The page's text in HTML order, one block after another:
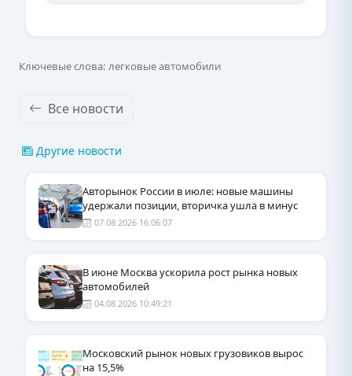
Ключевые слова: легковые автомобили
Все новости
Другие новости
Авторынок России в июле: новые машины
удержали позиции, вторичка ушла в минус
07.08.2026 16:06:07
В июне Москва ускорила рост рынка новых
автомобилей
04.08.2026 10:49:21
Московский рынок новых грузовиков вырос
на 15,5%